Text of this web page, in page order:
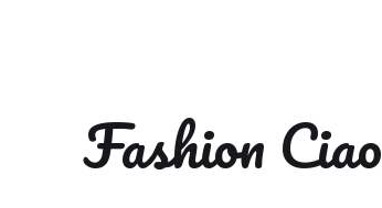
Fashion Ciao